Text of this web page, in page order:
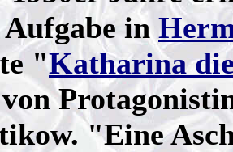
in
"Katharina
von
"Eine